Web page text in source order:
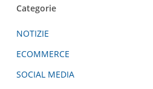
Categorie
NOTIZIE
ECOMMERCE
SOCIAL MEDIA